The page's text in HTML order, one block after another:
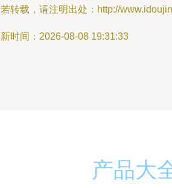
转载，请注明出处：http://
时间：2026-08-08 19:31:33
产品大